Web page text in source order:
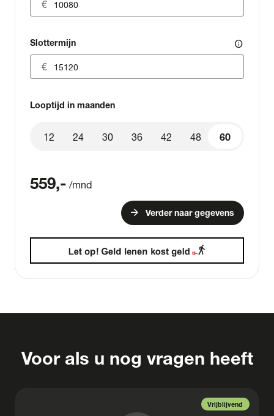
Slottermijn info
Looptijd in maanden
60
12 24 30 36 42 48 60
559,- /mnd
arrow_forward Verder naar gegevens
Voor als u nog vragen heeft
Vrijblijvend